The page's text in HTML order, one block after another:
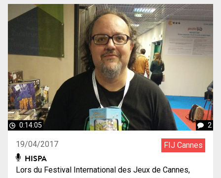
0:14:05 2
19/04/2017 FIJ Cannes
HISPA
Lors du Festival International des Jeux de Cannes,